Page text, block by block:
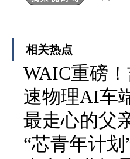
相关热点
WAIC重磅
速物理AI车
最走心的父
“芯青年计